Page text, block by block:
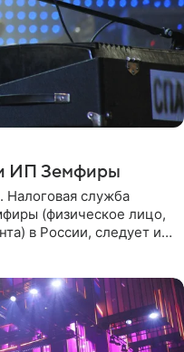
ИП Земфиры
служба
(физическое лицо,
в России, следует из